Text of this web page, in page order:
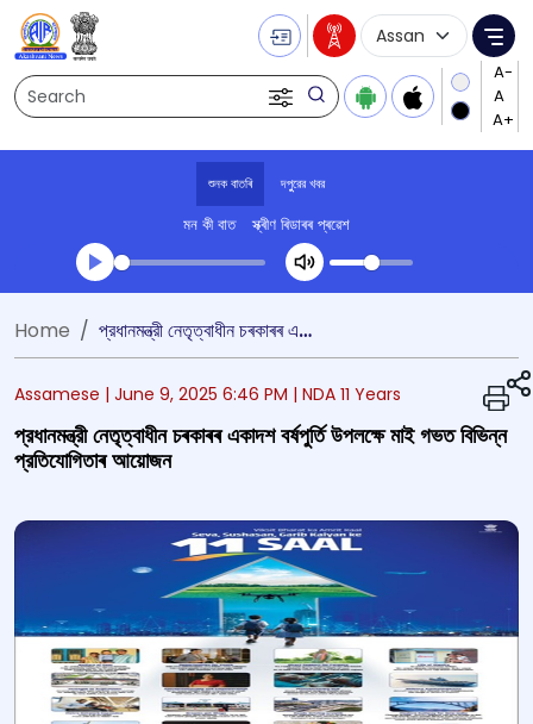
Search
Language
শুনক বাতৰি দপুুরের খবর
মন কী বাত স্ক্ৰীণ ৰিডাৰৰ প্ৰৱেশ
Transcript summary
খেলা অডিঅ' দপুুরের খবর
Home প্রধানমন্ত্রী নেতৃত্বাধীন চৰকাৰৰ একাদশ বর্ষপুর্তি উপলক্ষে মাই গভত বিভিন্ন প্রতিযোগিতাৰ আয়োজন
Assamese | June 9, 2025 6:46 PM | NDA 11 Years
প্রধানমন্ত্রী নেতৃত্বাধীন চৰকাৰৰ একাদশ বর্ষপুর্তি উপলক্ষে মাই গভত বিভিন্ন
প্রতিযোগিতাৰ আয়োজন